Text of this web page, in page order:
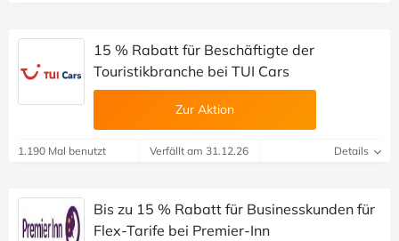
15 % Rabatt für Beschäftigte der
Touristikbranche bei TUI Cars
Zur Aktion
1.190 Mal benutzt Verfällt am 31.12.26 Details
Bis zu 15 % Rabatt für Businesskunden für
Flex-Tarife bei Premier-Inn